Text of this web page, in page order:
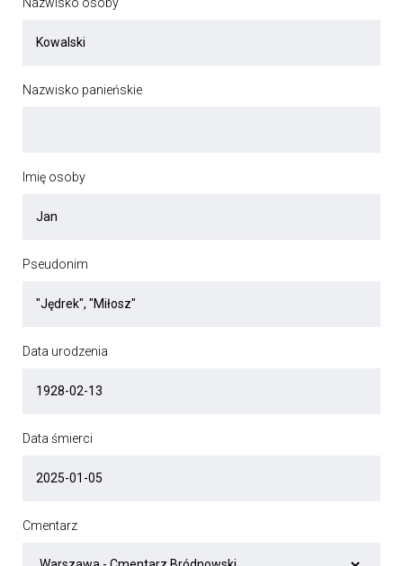
Nazwisko panieńskie
Imię osoby
Pseudonim
Data urodzenia
Data śmierci
Cmentarz